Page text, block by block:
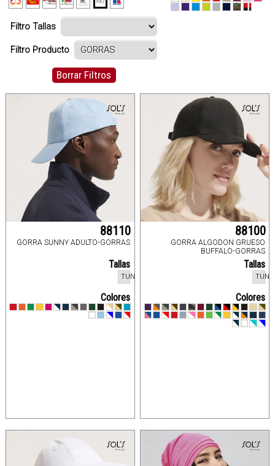
Filtro Tallas
Filtro Producto
Borrar Filtros
88110
GORRA SUNNY ADULTO-GORRAS
Tallas
TUN
Colores
88100
GORRA ALGODON GRUESO
BUFFALO-GORRAS
Tallas
TUN
Colores